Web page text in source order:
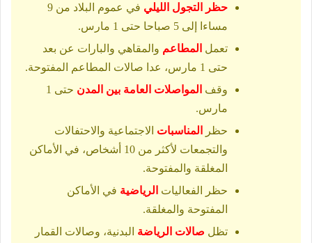
حظر التجول الليلي
في عموم البلاد من 9
مساءا إلى 5 صباحا حتى 1 مارس.
تعمل المطاعم والمقاهي والبارات عن بعد
حتى 1 مارس، عدا صالات المطاعم المفتوحة.
وقف المواصلات العامة بين المدن
حتى 1
مارس.
حظر
المناسبات الاجتماعية والاحتفالات
والتجمعات لأكثر من 10 أشخاص، في الأماكن
المغلقة والمفتوحة.
حظر الفعاليات الرياضية في الأماكن
المفتوحة والمغلقة.
تظل صالات الرياضة البدنية، وصالات القمار